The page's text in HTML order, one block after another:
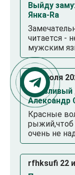
Выйду
Янка-Ra
читается -
мужским
. 23 июля
Смазливый
Александр
Красные
рыжий,чтоб
очень не
rfhksufi 22